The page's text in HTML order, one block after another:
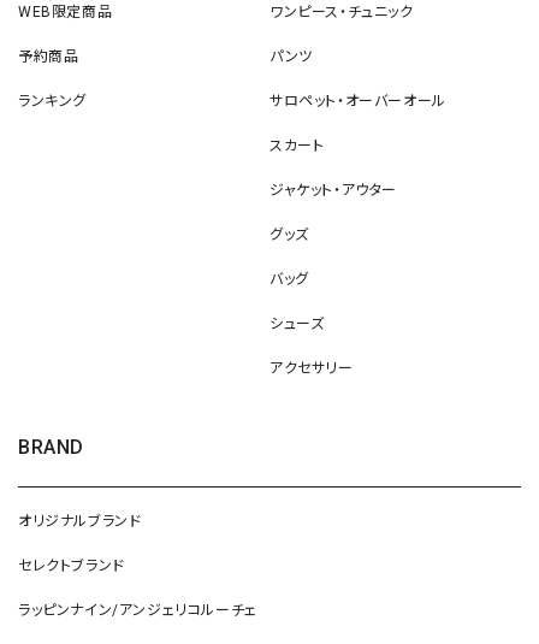
WEB限定商品
予約商品
ランキング
ワンピース・チュニック
パンツ
サロペット・オーバーオール
スカート
ジャケット・アウター
グッズ
バッグ
シューズ
アクセサリー
BRAND
オリジナルブランド
セレクトブランド
ラッピンナイン/アンジェリコルーチェ